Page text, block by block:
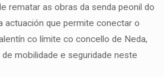
rematar as obras da senda peonil do
actuación que permite conectar o
co límite co concello de Neda,
mobilidade e seguridade neste